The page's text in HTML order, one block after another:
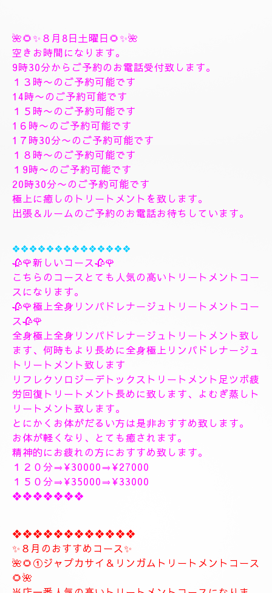
全身極上リンパドレナージュトリートメント致しま
す、フィシャルマッサージパックよむぎ蒸しトリート
メント、ヘッドスパマッサージパック、ソルトトリー
トメント致します、指圧足つぼリフレクソロジージャ
プカサイ＆リンガムトリートメントコース
９０分¥26000
１２０分¥30000⇒¥28000
１５０分¥36000⇒¥33000
❖❖❖❖❖❖❖
🌺🌻✨８月8日土曜日🌻✨🌺
空きお時間になります。
１３時〜のご予約可能です
14時〜のご予約可能です
１５時〜のご予約可能です
1６時〜のご予約可能です
1７時30分〜のご予約可能です
１８時〜のご予約可能です
１9時〜のご予約可能です
20時30分〜のご予約可能です
極上に癒しのトリートメントを致します。
出張＆ルームのご予約のお電話お待ちしています。
❖❖❖❖❖❖❖❖❖❖❖❖❖❖
🥀🌹新しいコース🥀🌹
こちらのコースとても人気の高いトリートメントコー
スになります。
🥀🌹極上全身リンパドレナージュトリートメントコー
ス🥀🌹
全身極上全身リンパドレナージュトリートメント致し
トリートメント致します
リフレクソロジーデトックストリートメント足ツボ疲
労回復トリートメント長めに致します、よむぎ蒸しト
リートメント致します。
とにかくお体がだるい方は是非おすすめ致します。